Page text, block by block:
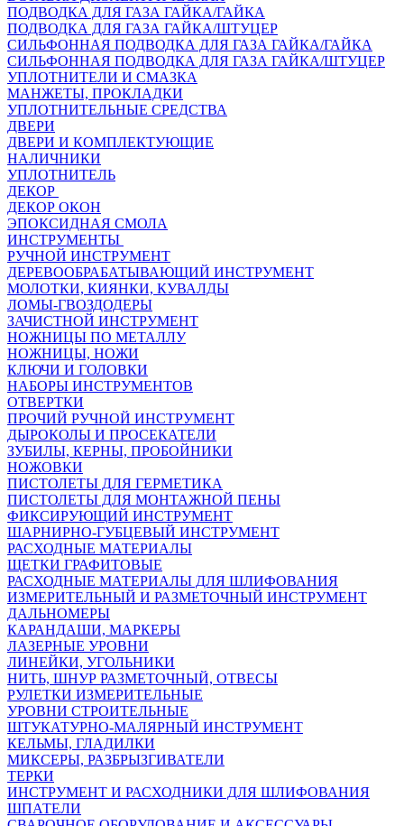
ПОДВОДКА ДЛЯ ГАЗА ГАЙКА/ГАЙКА
ПОДВОДКА ДЛЯ ГАЗА ГАЙКА/ШТУЦЕР
СИЛЬФОННАЯ ПОДВОДКА ДЛЯ ГАЗА ГАЙКА/ГАЙКА
СИЛЬФОННАЯ ПОДВОДКА ДЛЯ ГАЗА ГАЙКА/ШТУЦЕР
УПЛОТНИТЕЛИ И СМАЗКА
МАНЖЕТЫ, ПРОКЛАДКИ
УПЛОТНИТЕЛЬНЫЕ СРЕДСТВА
ДВЕРИ
ДВЕРИ И КОМПЛЕКТУЮЩИЕ
НАЛИЧНИКИ
УПЛОТНИТЕЛЬ
ДЕКОР
ДЕКОР ОКОН
ЭПОКСИДНАЯ СМОЛА
ИНСТРУМЕНТЫ
РУЧНОЙ ИНСТРУМЕНТ
ДЕРЕВООБРАБАТЫВАЮЩИЙ ИНСТРУМЕНТ
МОЛОТКИ, КИЯНКИ, КУВАЛДЫ
ЛОМЫ-ГВОЗДОДЕРЫ
ЗАЧИСТНОЙ ИНСТРУМЕНТ
НОЖНИЦЫ ПО МЕТАЛЛУ
НОЖНИЦЫ, НОЖИ
КЛЮЧИ И ГОЛОВКИ
НАБОРЫ ИНСТРУМЕНТОВ
ОТВЕРТКИ
ПРОЧИЙ РУЧНОЙ ИНСТРУМЕНТ
ДЫРОКОЛЫ И ПРОСЕКАТЕЛИ
ЗУБИЛЫ, КЕРНЫ, ПРОБОЙНИКИ
НОЖОВКИ
ПИСТОЛЕТЫ ДЛЯ ГЕРМЕТИКА
ПИСТОЛЕТЫ ДЛЯ МОНТАЖНОЙ ПЕНЫ
ФИКСИРУЮЩИЙ ИНСТРУМЕНТ
ШАРНИРНО-ГУБЦЕВЫЙ ИНСТРУМЕНТ
РАСХОДНЫЕ МАТЕРИАЛЫ
ЩЕТКИ ГРАФИТОВЫЕ
РАСХОДНЫЕ МАТЕРИАЛЫ ДЛЯ ШЛИФОВАНИЯ
ИЗМЕРИТЕЛЬНЫЙ И РАЗМЕТОЧНЫЙ ИНСТРУМЕНТ
ДАЛЬНОМЕРЫ
КАРАНДАШИ, МАРКЕРЫ
ЛАЗЕРНЫЕ УРОВНИ
ЛИНЕЙКИ, УГОЛЬНИКИ
НИТЬ, ШНУР РАЗМЕТОЧНЫЙ, ОТВЕСЫ
РУЛЕТКИ ИЗМЕРИТЕЛЬНЫЕ
УРОВНИ СТРОИТЕЛЬНЫЕ
ШТУКАТУРНО-МАЛЯРНЫЙ ИНСТРУМЕНТ
КЕЛЬМЫ, ГЛАДИЛКИ
МИКСЕРЫ, РАЗБРЫЗГИВАТЕЛИ
ТЕРКИ
ИНСТРУМЕНТ И РАСХОДНИКИ ДЛЯ ШЛИФОВАНИЯ
ШПАТЕЛИ